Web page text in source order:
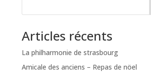
Articles récents
La philharmonie de strasbourg
Amicale des anciens – Repas de nöel